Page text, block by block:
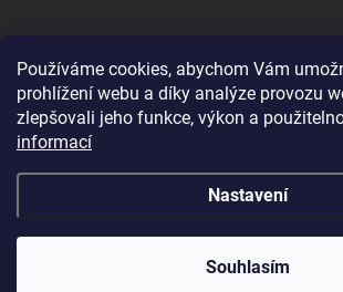
Používáme cookies, abychom Vám
prohlížení webu a díky analýze provozu
zlepšovali jeho funkce, výkon a
informací
Nastavení
Souhlasím
B2B shop pro obchodníky -
Vyrobenoprodeti.cz . Všechna